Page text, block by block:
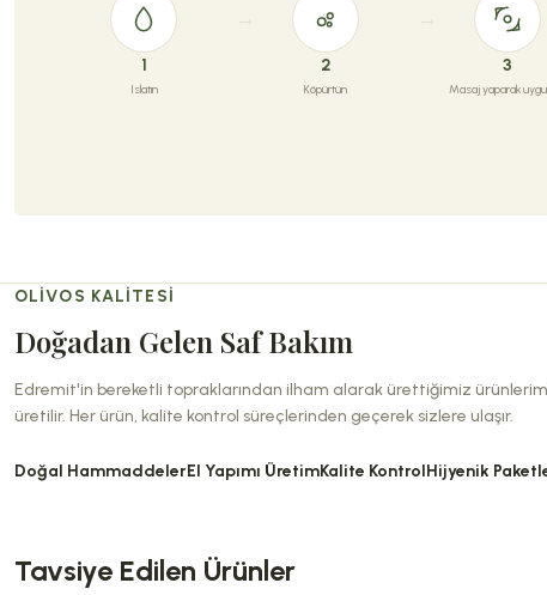
1
Islatın
2
Köpürtün
3
Masaj yaparak
OLIVOS KALITESI
Doğadan Gelen Saf Bakım
Edremit'in bereketli topraklarından ilham alarak ürettiğimiz
üretilir. Her ürün, kalite kontrol süreçlerinden geçerek sizlere ulaşır.
Doğal HammaddelerEl Yapımı ÜretimKalite KontrolHijyenik
Tavsiye Edilen Ürünler